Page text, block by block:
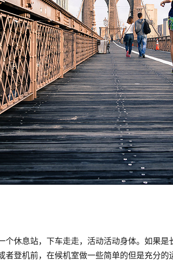
个休息站，下车走走，活动活动身体。如果
者登机前，在候机室做一些简单的但是充分